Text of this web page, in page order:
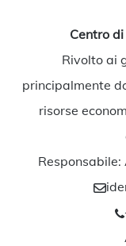
Centro
Rivolto ai
principalmente
risorse